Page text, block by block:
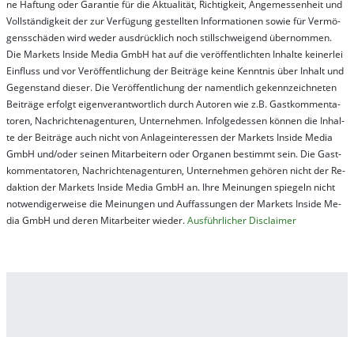
ne Haf­tung oder Ga­ran­tie für die Ak­tu­ali­tät, Rich­tig­keit, An­ge­mes­sen­heit und
Vol­lständ­ig­keit der zur Ver­fü­gung ge­stel­lt­en In­for­ma­tion­en so­wie für Ver­mö­
gens­schä­den wird we­der aus­drück­lich noch stil­lschwei­gend über­nom­men.
Die Mar­kets In­side Me­dia GmbH hat auf die ver­öf­fent­lich­ten In­hal­te kei­ner­lei
Ein­fluss und vor Ver­öf­fent­lich­ung der Bei­trä­ge kei­ne Ken­nt­nis über In­halt und
Ge­gen­stand die­ser. Die Ver­öf­fent­lich­ung der na­ment­lich ge­kenn­zeich­net­en
Bei­trä­ge er­folgt ei­gen­ver­ant­wort­lich durch Au­tor­en wie z.B. Gast­kom­men­ta­
tor­en, Nach­richt­en­ag­en­tur­en, Un­ter­neh­men. In­fol­ge­des­sen kön­nen die In­hal­
te der Bei­trä­ge auch nicht von An­la­ge­in­te­res­sen der Mar­kets In­side Me­dia
GmbH und/oder sei­nen Mit­ar­bei­tern oder Or­ga­nen be­stim­mt sein. Die Gast­
kom­men­ta­tor­en, Nach­rich­ten­ag­en­tur­en, Un­ter­neh­men ge­hör­en nicht der Re­
dak­tion der Mar­kets In­side Me­dia GmbH an. Ihre Mei­nung­en spie­geln nicht
not­wen­di­ger­wei­se die Mei­nung­en und Auf­fas­sung­en der Mar­kets In­side Me­
dia GmbH und de­ren Mit­ar­bei­ter wie­der.Aus­führ­lich­er Dis­clai­mer